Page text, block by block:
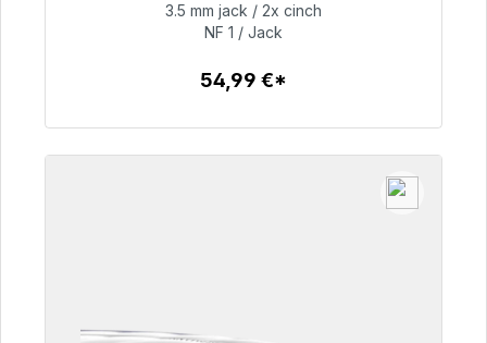
54,99 €
3.5 mm jack / 2x cinch
NF 1 / Jack
54,99 €*